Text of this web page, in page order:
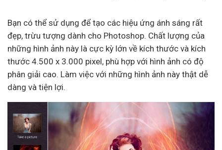
Bạn có thể sử dụng để tạo các hiệu ứng ánh sáng rất
đẹp, trừu tượng dành cho Photoshop. Chất lượng của
những hình ảnh này là cực kỳ lớn về kích thước và kích
thước 4.500 x 3.000 pixel, phù hợp với hình ảnh có độ
phân giải cao. Làm việc với những hình ảnh này thật dễ
dàng và tiện lợi.